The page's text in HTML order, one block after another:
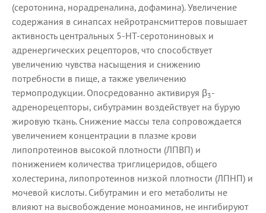
(серотонина, норадреналина, дофамина). Увеличение
содержания в синапсах нейротрансмиттеров повышает
активность центральных 5-НТ-серотониновых и
адренергических рецепторов, что способствует
увеличению чувства насыщения и снижению
потребности в пище, а также увеличению
термопродукции. Опосредованно активируя β3-
адренорецепторы, сибутрамин воздействует на бурую
жировую ткань. Снижение массы тела сопровождается
увеличением концентрации в плазме крови
липопротеинов высокой плотности (ЛПВП) и
понижением количества триглицеридов, общего
холестерина, липопротеинов низкой плотности (ЛПНП) и
мочевой кислоты. Сибутрамин и его метаболиты не
влияют на высвобождение моноаминов, не ингибируют